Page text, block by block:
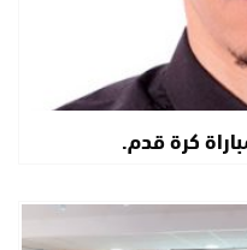
كرة قدم.